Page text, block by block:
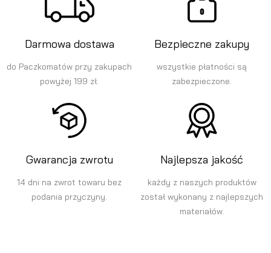
Darmowa dostawa
do Paczkomatów przy zakupach
powyżej 199 zł.
Bezpieczne zakupy
wszystkie płatności są
zabezpieczone.
Gwarancja zwrotu
14 dni na zwrot towaru bez
podania przyczyny.
Najlepsza jakość
każdy z naszych produktów
został wykonany z najlepszych
materiałów.